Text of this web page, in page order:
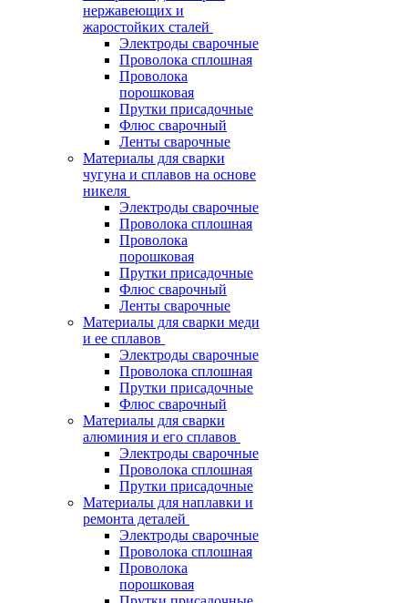
нержавеющих и
жаростойких сталей
Электроды сварочные
Проволока сплошная
Проволока
порошковая
Прутки присадочные
Флюс сварочный
Ленты сварочные
Материалы для сварки
чугуна и сплавов на основе
никеля
Электроды сварочные
Проволока сплошная
Проволока
порошковая
Прутки присадочные
Флюс сварочный
Ленты сварочные
Материалы для сварки меди
и ее сплавов
Электроды сварочные
Проволока сплошная
Прутки присадочные
Флюс сварочный
Материалы для сварки
алюминия и его сплавов
Электроды сварочные
Проволока сплошная
Прутки присадочные
Материалы для наплавки и
ремонта деталей
Электроды сварочные
Проволока сплошная
Проволока
порошковая